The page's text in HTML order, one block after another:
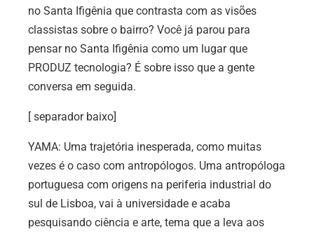
no Santa Ifigênia que contrasta com as visões
classistas sobre o bairro? Você já parou para
pensar no Santa Ifigênia como um lugar que
PRODUZ tecnologia? É sobre isso que a gente
conversa em seguida.
[ separador baixo]
YAMA: Uma trajetória inesperada, como muitas
vezes é o caso com antropólogos. Uma antropóloga
portuguesa com origens na periferia industrial do
sul de Lisboa, vai à universidade e acaba
pesquisando ciência e arte, tema que a leva aos